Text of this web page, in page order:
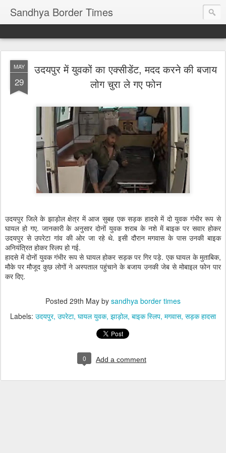
Sandhya Border Times
MAY
29
उदयपुर में युवकों का एक्सीडेंट, मदद करने की बजाय
लोग चुरा ले गए फोन
उदयपुर जिले के झाड़ोल क्षेत्र में आज सुबह एक सड़क हादसे में दो युवक गंभीर रूप से
घायल हो गए. जानकारी के अनुसार दोनों युवक शराब के नशे में बाइक पर सवार होकर
उदयपुर से उपरेटा गांव की ओर जा रहे थे. इसी दौरान मगवास के पास उनकी बाइक
अनियंत्रित होकर स्लिप हो गई.
हादसे में दोनों युवक गंभीर रूप से घायल होकर सड़क पर गिर पड़े. एक घायल के मुताबिक,
मौके पर मौजूद कुछ लोगों ने अस्पताल पहुंचाने के बजाय उनकी जेब से मोबाइल फोन पार
कर दिए.
Posted 29th May by sandhya border times
Labels: उदयपुर उपरेटा घायल युवक झाड़ोल बाइक स्लिप मगवास सड़क हादसा
0 Add a comment